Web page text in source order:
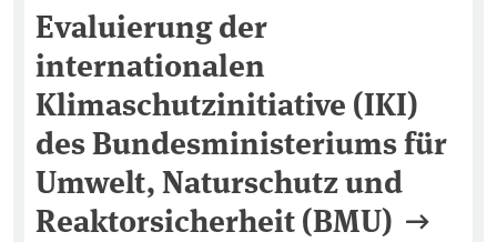
Evaluierung der
internationalen
Klimaschutzinitiative (IKI)
des Bundesministeriums für
Umwelt, Naturschutz und
Reaktorsicherheit (BMU)